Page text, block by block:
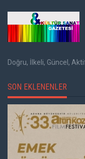
Doğru, İlkeli, Güncel,
SON EKLENENLER